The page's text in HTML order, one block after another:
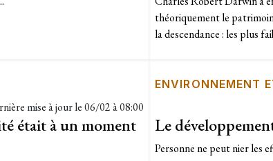
théoriquement le
la descendance : les plus
mise à jour le06/02 à 08:00
était à un moment
ENVIRONNEMENT
Le
Personne ne peut nier les